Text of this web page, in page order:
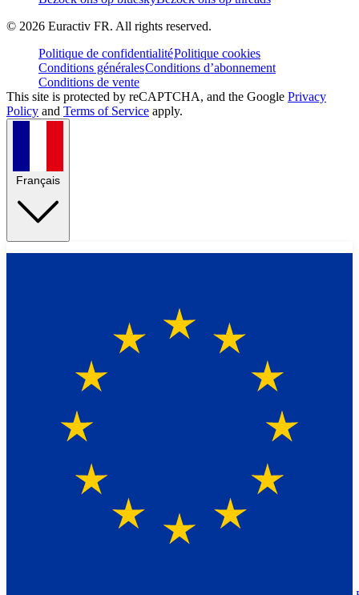
© 2026 Euractiv FR. All rights reserved.
Politique de confidentialitéPolitique cookies
Conditions généralesConditions d’abonnement
Conditions de vente
This site is protected by reCAPTCHA, and the Google Privacy
Policy and Terms of Service apply.
Français